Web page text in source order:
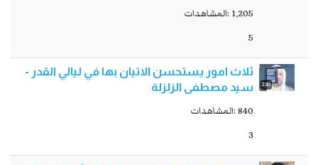
1,205 :المشاهدات
5
2:20
ثلاث امور يستحسن الاتيان بها في ليالي القدر -
سيد مصطفى الزلزلة
840 :المشاهدات
3